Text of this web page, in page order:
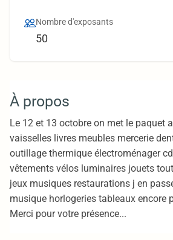
Nombre d'exposants
50
À propos
Le 12 et 13 octobre on met le paquet
vaisselles livres meubles mercerie
outillage thermique électroménager
vêtements vélos luminaires jouets
jeux musiques restaurations j en
musique horlogeries tableaux encore
Merci pour votre présence...